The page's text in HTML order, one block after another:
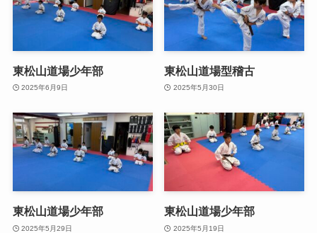
東松山道場少年部
2025年6月9日
東松山道場型稽古
2025年5月30日
東松山道場少年部
2025年5月29日
東松山道場少年部
2025年5月19日